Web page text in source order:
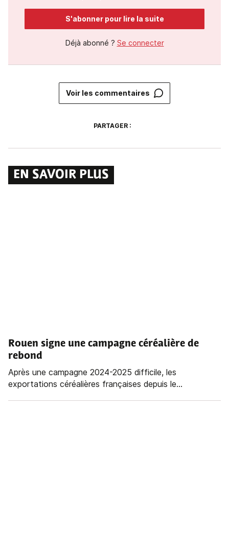
S'abonner pour lire la suite
Déjà abonné ? Se connecter
Voir les commentaires
PARTAGER :
EN SAVOIR PLUS
Rouen signe une campagne céréalière de
rebond
Après une campagne 2024-2025 difficile, les
exportations céréalières françaises depuis le...